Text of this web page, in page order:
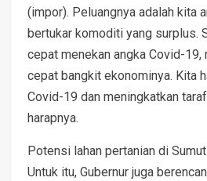
(impor). Peluangnya adalah kita
bertukar komoditi yang surplus.
cepat menekan angka Covid-19,
cepat bangkit ekonominya. Kita
Covid-19 dan meningkatkan
harapnya.
Potensi lahan pertanian di
Untuk itu, Gubernur juga